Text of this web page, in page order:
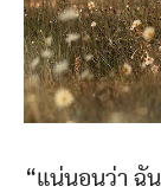
“แน่นอนว่า ฉั